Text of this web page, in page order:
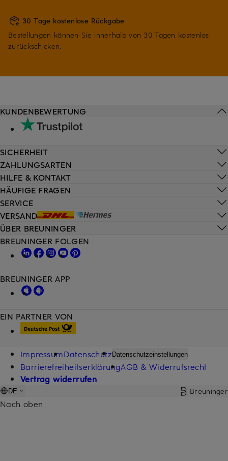
30 Tage kostenlose Rückgabe
Bestellungen können Sie innerhalb von 30 Tagen kostenlos
zurückschicken.
HILFE & KONTAKT
HÄUFIGE FRAGEN
SERVICE
VERSAND
KUNDENBEWERTUNG
SICHERHEIT
ZAHLUNGSARTEN
ÜBER BREUNINGER
EIN PARTNER VON
BREUNINGER FOLGEN
BREUNINGER APP
ImpressumDatenschutzDatenschutzeinstellungen
BarrierefreiheitserklärungAGB & Widerrufsrecht
Vertrag widerrufen
DE Breuninger
Nach oben